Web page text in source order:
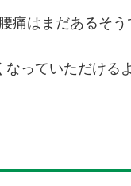
痛はまだあるそう
っていただける